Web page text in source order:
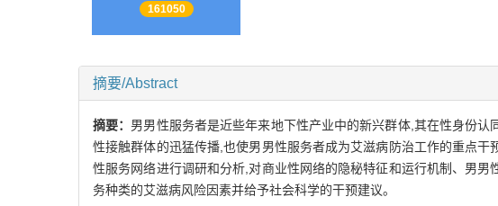
161050
摘要/Abstract
摘要： 男男性服务者是近些年来地下性产业中的新兴群体,其在性身份
性接触群体的迅猛传播,也使男男性服务者成为艾滋病防治工作的重点
性服务网络进行调研和分析,对商业性网络的隐秘特征和运行机制、男
务种类的艾滋病风险因素并给予社会科学的干预建议。